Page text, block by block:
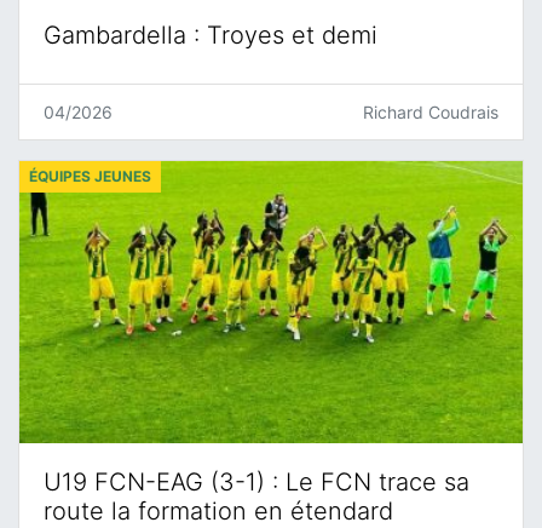
Gambardella : Troyes et demi
04/2026 Richard Coudrais
U19 FCN-EAG (3-1) : Le FCN trace sa
route la formation en étendard
ÉQUIPES JEUNES